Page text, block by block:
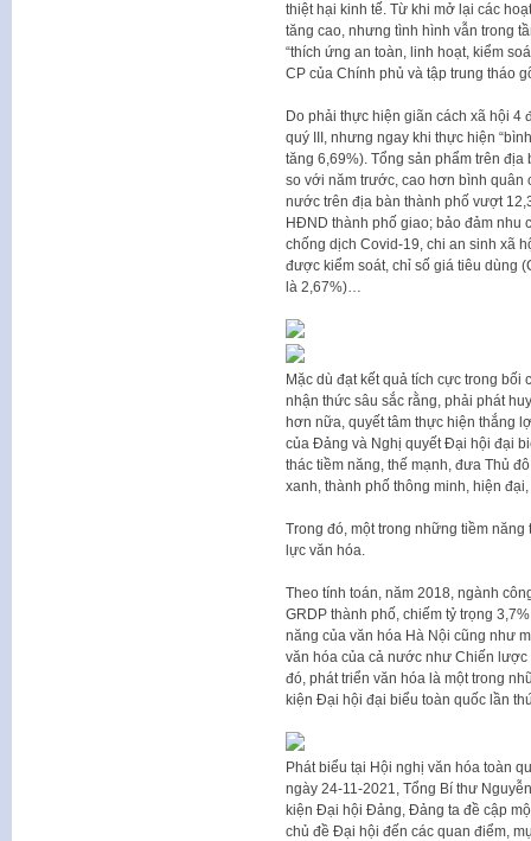
thiệt hại kinh tế. Từ khi mở lại các
tăng cao, nhưng tình hình vẫn trong
“thích ứng an toàn, linh hoạt, kiểm
CP của Chính phủ và tập trung tháo
Do phải thực hiện giãn cách xã hội 4
quý III, nhưng ngay khi thực hiện
tăng 6,69%). Tổng sản phẩm trên
so với năm trước, cao hơn bình quân
nước trên địa bàn thành phố vượt
HĐND thành phố giao; bảo đảm nhu
chống dịch Covid-19, chi an sinh xã
được kiểm soát, chỉ số giá tiêu dùng
là 2,67%)…
Mặc dù đạt kết quả tích cực trong
nhận thức sâu sắc rằng, phải phát
hơn nữa, quyết tâm thực hiện thắng
của Đảng và Nghị quyết Đại hội đại
thác tiềm năng, thế mạnh, đưa Thủ
xanh, thành phố thông minh, hiện
Trong đó, một trong những tiềm
lực văn hóa.
Theo tính toán, năm 2018, ngành
GRDP thành phố, chiếm tỷ trọng
năng của văn hóa Hà Nội cũng như
văn hóa của cả nước như Chiến lược
đó, phát triển văn hóa là một trong
kiện Đại hội đại biểu toàn quốc lần
Phát biểu tại Hội nghị văn hóa toàn
ngày 24-11-2021, Tổng Bí thư
kiện Đại hội Đảng, Đảng ta đề cập
chủ đề Đại hội đến các quan điểm,